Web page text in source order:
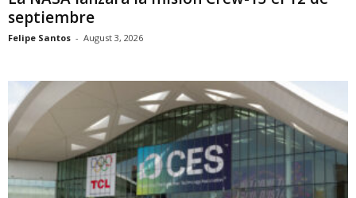
septiembre
Felipe Santos - August 3, 2026